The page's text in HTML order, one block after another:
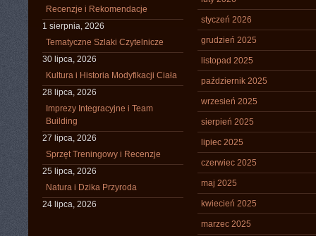
Recenzje i Rekomendacje
1 sierpnia, 2026
Tematyczne Szlaki Czytelnicze
30 lipca, 2026
Kultura i Historia Modyfikacji Ciała
28 lipca, 2026
Imprezy Integracyjne i Team
Building
27 lipca, 2026
Sprzęt Treningowy i Recenzje
25 lipca, 2026
Natura i Dzika Przyroda
24 lipca, 2026
styczeń 2026
grudzień 2025
listopad 2025
październik 2025
wrzesień 2025
sierpień 2025
lipiec 2025
czerwiec 2025
maj 2025
kwiecień 2025
marzec 2025